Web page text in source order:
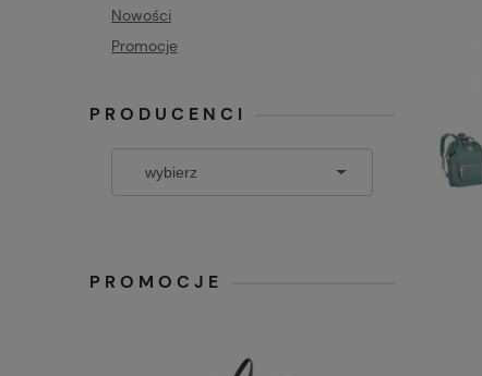
Nowości
Promocje
PRODUCENCI
PROMOCJE